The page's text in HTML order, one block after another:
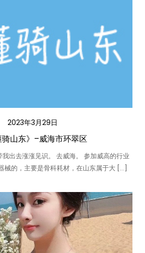
2023年3月29日
骑山东》–威海市环翠区
出去涨涨见识。 去威海。 参加威高的行业
械的，主要是骨科耗材，在山东属于大 […]